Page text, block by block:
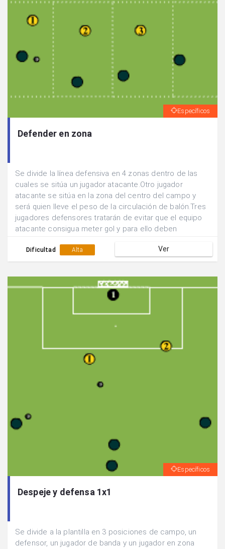
Específicos
Defender en zona
Se divide la línea defensiva en 4 zonas dentro de las
cuales se sitúa un jugador atacante.Otro jugador
atacante se sitúa en la zona del centro del campo y
será quien lleve el peso de la circulación de balón.Tres
jugadores defensores tratarán de evitar que el equipo
atacante consigua meter gol y para ello deben
más cercanas al balón.Defender hasta la finalización de
la jugada.
Dificultad Alta Ver
Específicos
Despeje y defensa 1x1
Se divide a la plantilla en 3 posiciones de campo, un
defensor, un jugador de banda y un jugador en zona